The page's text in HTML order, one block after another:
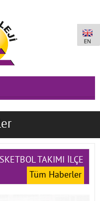
TAKIMI İLÇE
Tüm Haberler